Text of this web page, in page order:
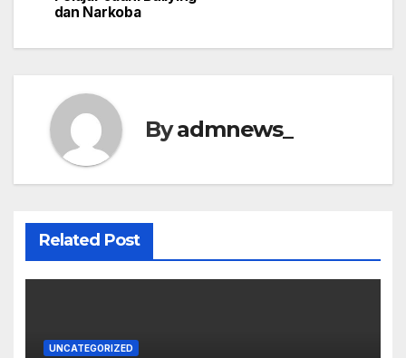
dan Narkoba
Byadmnews_
Related Post
UNCATEGORIZED